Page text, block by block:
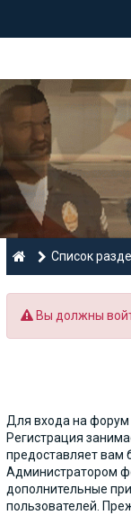
Список
Вы должны
Для входа на
Регистрация
предоставляет вам
Администратором
дополнительные
пользователей.